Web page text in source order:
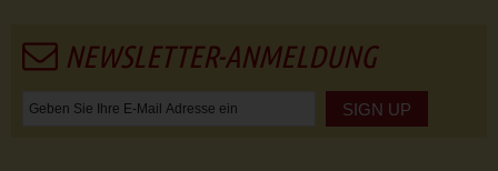
NEWSLETTER-ANMELDUNG
SIGN UP